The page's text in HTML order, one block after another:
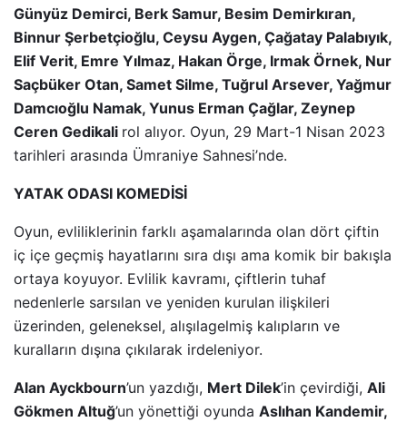
Günyüz Demirci, Berk Samur, Besim Demirkıran,
Binnur Şerbetçioğlu, Ceysu Aygen, Çağatay Palabıyık,
Elif Verit, Emre Yılmaz, Hakan Örge, Irmak Örnek, Nur
Saçbüker Otan, Samet Silme, Tuğrul Arsever, Yağmur
Damcıoğlu Namak, Yunus Erman Çağlar, Zeynep
Ceren Gedikali rol alıyor. Oyun, 29 Mart-1 Nisan 2023
tarihleri arasında Ümraniye Sahnesi’nde.
YATAK ODASI KOMEDİSİ
Oyun, evliliklerinin farklı aşamalarında olan dört çiftin
iç içe geçmiş hayatlarını sıra dışı ama komik bir bakışla
ortaya koyuyor. Evlilik kavramı, çiftlerin tuhaf
nedenlerle sarsılan ve yeniden kurulan ilişkileri
üzerinden, geleneksel, alışılagelmiş kalıpların ve
kuralların dışına çıkılarak irdeleniyor.
Alan Ayckbourn’un yazdığı, Mert Dilek’in çevirdiği, Ali
Gökmen Altuğ’un yönettiği oyunda Aslıhan Kandemir,